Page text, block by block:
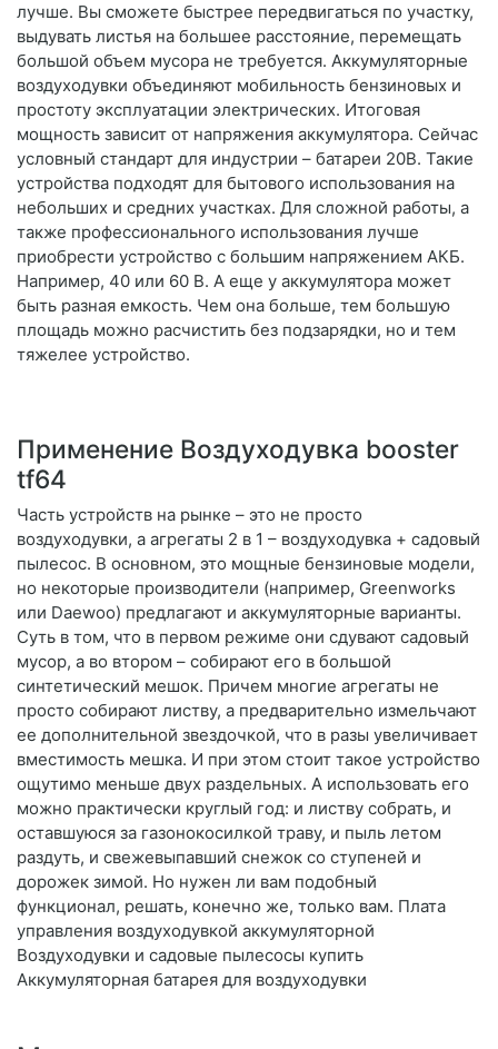
лучше. Вы сможете быстрее передвигаться по участку,
выдувать листья на большее расстояние, перемещать
большой объем мусора не требуется. Аккумуляторные
воздуходувки объединяют мобильность бензиновых и
простоту эксплуатации электрических. Итоговая
мощность зависит от напряжения аккумулятора. Сейчас
условный стандарт для индустрии – батареи 20В. Такие
устройства подходят для бытового использования на
небольших и средних участках. Для сложной работы, а
также профессионального использования лучше
приобрести устройство с большим напряжением АКБ.
Например, 40 или 60 В. А еще у аккумулятора может
быть разная емкость. Чем она больше, тем большую
площадь можно расчистить без подзарядки, но и тем
тяжелее устройство.
Применение Воздуходувка booster
tf64
Часть устройств на рынке – это не просто
воздуходувки, а агрегаты 2 в 1 – воздуходувка + садовый
пылесос. В основном, это мощные бензиновые модели,
но некоторые производители (например, Greenworks
или Daewoo) предлагают и аккумуляторные варианты.
Суть в том, что в первом режиме они сдувают садовый
мусор, а во втором – собирают его в большой
синтетический мешок. Причем многие агрегаты не
просто собирают листву, а предварительно измельчают
ее дополнительной звездочкой, что в разы увеличивает
вместимость мешка. И при этом стоит такое устройство
ощутимо меньше двух раздельных. А использовать его
можно практически круглый год: и листву собрать, и
оставшуюся за газонокосилкой траву, и пыль летом
раздуть, и свежевыпавший снежок со ступеней и
дорожек зимой. Но нужен ли вам подобный
функционал, решать, конечно же, только вам. Плата
управления воздуходувкой аккумуляторной
Воздуходувки и садовые пылесосы купить
Аккумуляторная батарея для воздуходувки